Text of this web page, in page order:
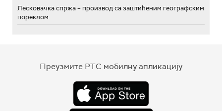
Лесковачка спржа – производ са заштићеним географским
пореклом
Преузмите РТС мобилну апликацију